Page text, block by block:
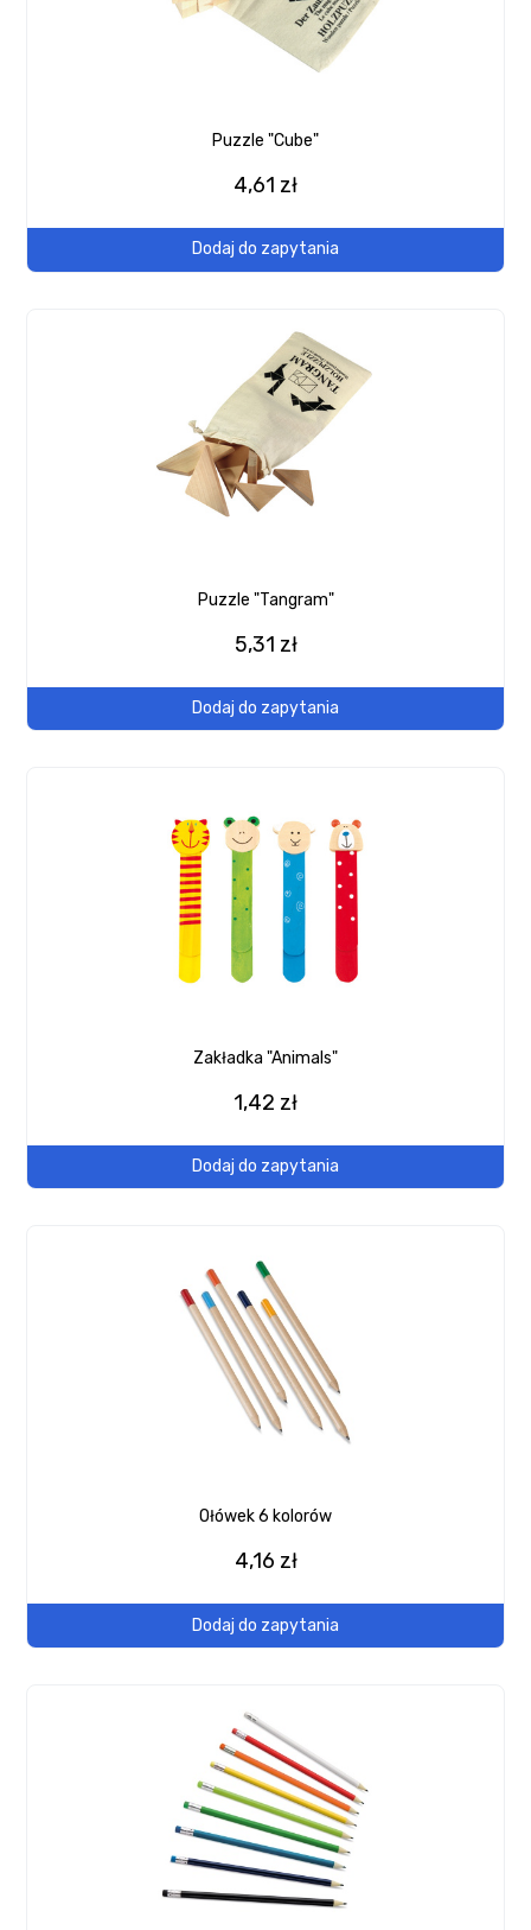
Puzzle "Cube"
4,61 zł
Dodaj do zapytania
Puzzle "Tangram"
5,31 zł
Dodaj do zapytania
Zakładka "Animals"
1,42 zł
Dodaj do zapytania
Ołówek 6 kolorów
4,16 zł
Dodaj do zapytania